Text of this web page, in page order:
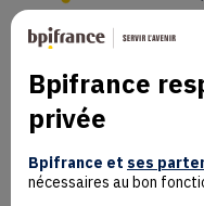
Mentions Légales
Données personnelles
Bpifrance
privée
Bpifrance et ses
nécessaires au bon